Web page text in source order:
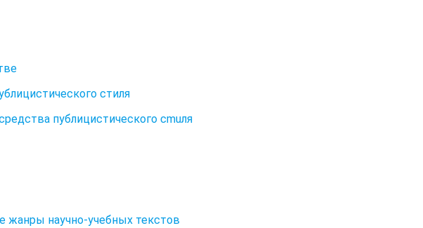
стиля
публицистического cmuля
жанры научно-учебных текстов